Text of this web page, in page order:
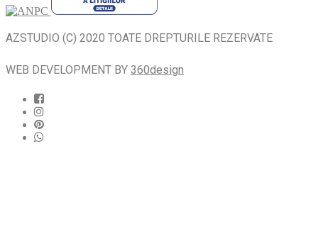
AZSTUDIO (C) 2020 TOATE DREPTURILE REZERVATE
WEB DEVELOPMENT BY 360design